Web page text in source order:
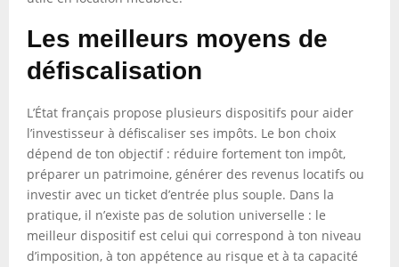
Les meilleurs moyens de
défiscalisation
L’État français propose plusieurs dispositifs pour aider
l’investisseur à défiscaliser ses impôts. Le bon choix
dépend de ton objectif : réduire fortement ton impôt,
préparer un patrimoine, générer des revenus locatifs ou
investir avec un ticket d’entrée plus souple. Dans la
pratique, il n’existe pas de solution universelle : le
meilleur dispositif est celui qui correspond à ton niveau
d’imposition, à ton appétence au risque et à ta capacité